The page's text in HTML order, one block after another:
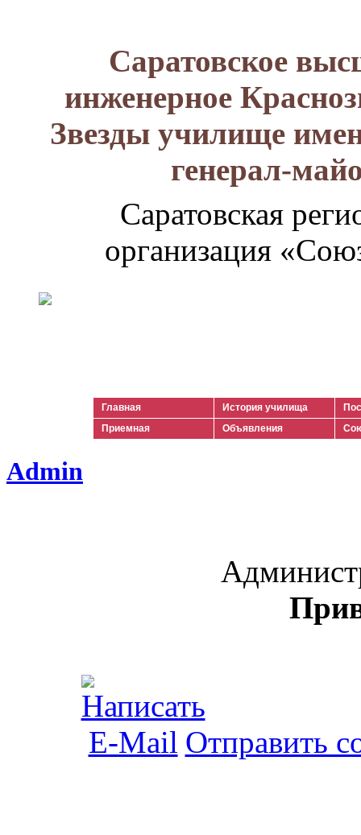
Саратовское
инженерное
Звезды училище
генерал-
Саратовская
организация
Главная История училища
Приемная
Объявления
Admin
Отправить